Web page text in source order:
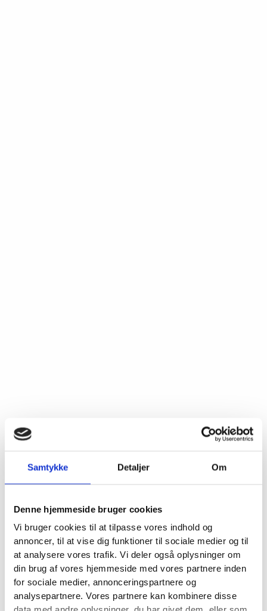
Samtykke Detaljer Om
Denne hjemmeside bruger cookies
Vi bruger cookies til at tilpasse vores indhold og
annoncer, til at vise dig funktioner til sociale medier og til
at analysere vores trafik. Vi deler også oplysninger om
din brug af vores hjemmeside med vores partnere inden
for sociale medier, annonceringspartnere og
analysepartnere. Vores partnere kan kombinere disse